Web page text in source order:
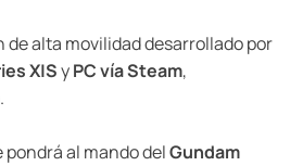
de alta movilidad desarrollado por
X|SyPC vía Steam,
.
pondrá al mando delGundam